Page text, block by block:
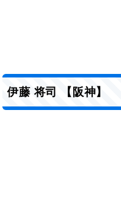
伊藤 将司 【阪神】